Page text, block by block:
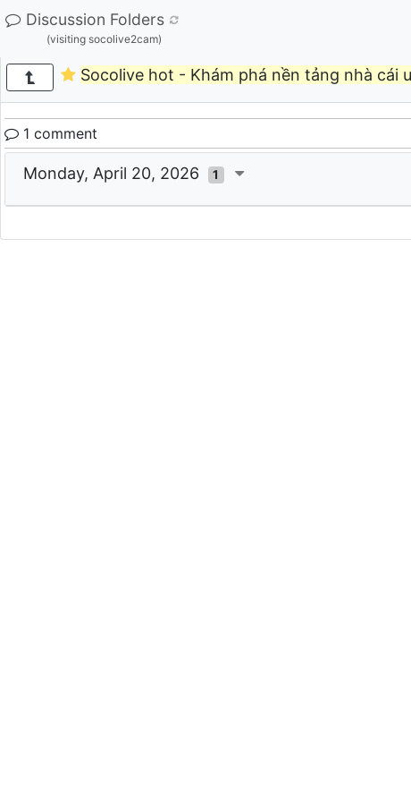
Discussion Folders
(visiting socolive2cam)
Socolive hot - Khám phá nền tảng nhà cái
1 comment
Monday, April 20, 2026 1